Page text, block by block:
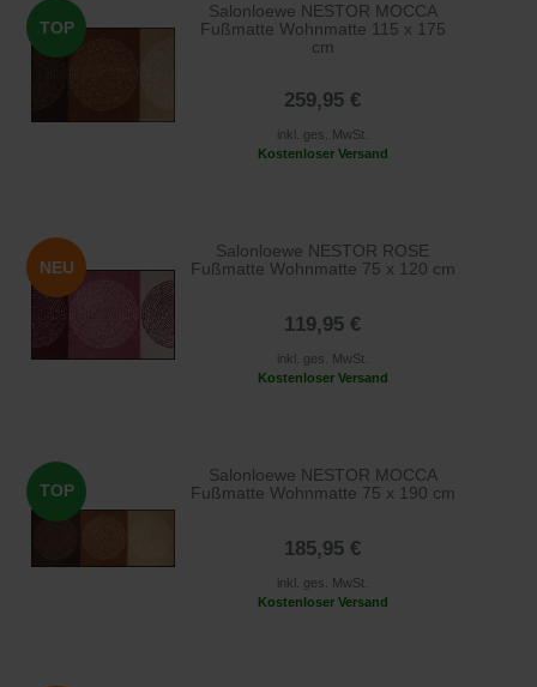
TOP
Salonloewe NESTOR MOCCA
Fußmatte Wohnmatte 115 x 175
cm
259,95 €
inkl. ges. MwSt.
Kostenloser Versand
NEU
Salonloewe NESTOR ROSE
Fußmatte Wohnmatte 75 x 120 cm
119,95 €
inkl. ges. MwSt.
Kostenloser Versand
TOP
Salonloewe NESTOR MOCCA
Fußmatte Wohnmatte 75 x 190 cm
185,95 €
inkl. ges. MwSt.
Kostenloser Versand